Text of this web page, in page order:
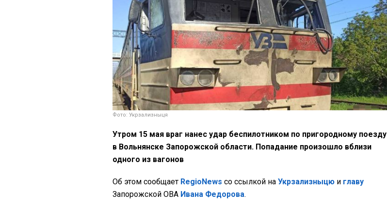
Фото: Укрзализныця
Утром 15 мая враг нанес удар беспилотником по пригородному поезду
в Вольнянске Запорожской области. Попадание произошло вблизи
одного из вагонов
Об этом сообщает RegioNews со ссылкой на Укрзализныцю и главу
Запорожской ОВА Ивана Федорова.